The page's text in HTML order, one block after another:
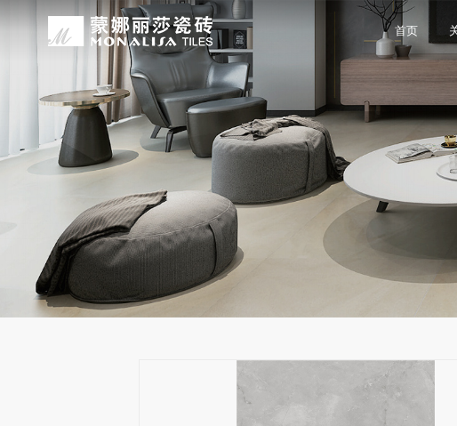
首页
品牌介绍
发展历程
资质荣誉
行业地位
关于我们
蒙娜丽莎瓷砖品牌隶属蒙娜丽莎集团有限公司，
生活空间，产品涵盖陶瓷砖和陶瓷薄板、大板、
莎”的品牌发展理念，将蒙娜丽莎的微笑作为营销
的同时，享受高品质的服务所带来的精神回报，
家装案例
全景合集
家装指南
装修设计
蒙娜丽莎陶瓷砖、陶瓷大板、岩板多种品类，构
套家装案例的应用展示，为大家提供参考和选择。
无极·石界 产品中心
蒙娜丽莎「無極·石界」系列遵循“无界与本真”的
计蓝本，融合当代的材料应用美学，以多纹理设
规、重构空间法则，实现情绪空间的无限表达，
无极的生活空间。
授权门店
门店服务
网络商城
铺贴指导
瓷砖百科
无忧服务
蒙娜丽莎在全国拥有超过4000家专卖店和营销网
费者带来更多的消费与体验场景。与此同时，蒙
服务”体系以及“密缝铺贴”系统，全面打通陶瓷大
烦恼，实现无忧省心焕新家。
品牌动态
产品解码
集团新闻
媒体中心
蒙娜丽莎的微笑作为营销服务的核心精神，使顾
服务所带来的精神回报，满足人们多样的生活方
公装案例
战略合作
工程案例
以完善的房地产战略合作管理体系，为超百家房
务，为陶瓷行业和房地产企业的战略合作业务树